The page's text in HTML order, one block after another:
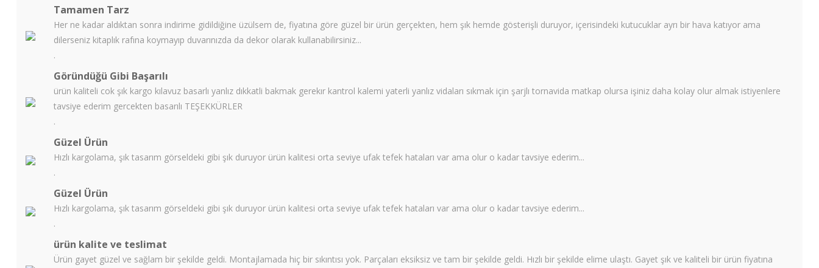
Tamamen Tarz
Her ne kadar aldıktan sonra indirime gidildiğine üzülsem de, fiyatına göre güzel bir ürün gerçekten, hem şık hemde gösterişli duruyor, içerisindeki kutucuklar ayrı bir hava katıyor ama
dilerseniz kitaplık rafına koymayıp duvarınızda da dekor olarak kullanabilirsiniz...
.
Göründüğü Gibi Başarılı
ürün kaliteli cok şık kargo kılavuz basarlı yanlız dıkkatli bakmak gerekır kantrol kalemi yaterli yanlız vidaları sıkmak için şarjlı tornavida matkap olursa işiniz daha kolay olur almak istiyenlere
tavsiye ederim gercekten basarılı TEŞEKKÜRLER
.
Güzel Ürün
Hızlı kargolama, şık tasarım görseldeki gibi şık duruyor ürün kalitesi orta seviye ufak tefek hataları var ama olur o kadar tavsiye ederim...
.
Güzel Ürün
Hızlı kargolama, şık tasarım görseldeki gibi şık duruyor ürün kalitesi orta seviye ufak tefek hataları var ama olur o kadar tavsiye ederim...
.
ürün kalite ve teslimat
Ürün gayet güzel ve sağlam bir şekilde geldi. Montajlamada hiç bir sıkıntısı yok. Parçaları eksiksiz ve tam bir şekilde geldi. Hızlı bir şekilde elime ulaştı. Gayet şık ve kaliteli bir ürün fiyatına